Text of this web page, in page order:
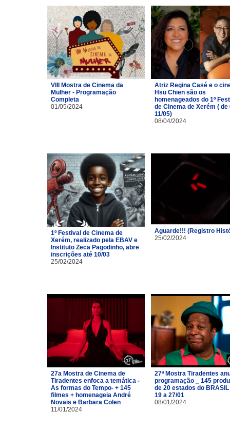
VIII Mostra de Cinema da
Mulher - Programação
Completa
01/05/2024
Atriz Regina Casé e o
Hsu Chien são os
homenageados do 1º
de Cinema de Xerém ( de
11/05)
08/04/2024
1º Festival de Cinema de
Xerém, realizado pela EBAV e
Instituto Zeca Pagodinho, abre
inscrições até 10/03
25/02/2024
Aguarde!!! (Registro
25/02/2024
27a Mostra de Cinema de
Tiradentes enfoca a temática -
As formas do Tempo- + 145
filmes + homenageia André
Novais e Barbara Colen
11/01/2024
27ª Mostra Tiradentes
programação _ 145
de 20 estados do BRASIL
19 a 27/01
08/01/2024